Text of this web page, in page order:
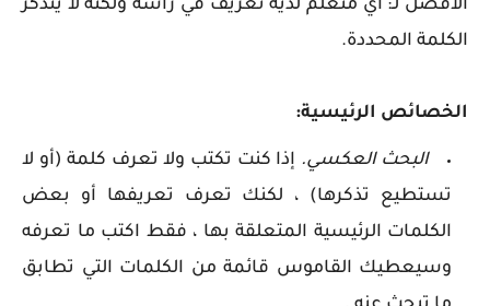
الأفضل لـ: أي متعلم لديه تعريف في رأسه ولكنه لا يتذكر
الكلمة المحددة.
الخصائص الرئيسية:
البحث العكسي. إذا كنت تكتب ولا تعرف كلمة (أو لا
تستطيع تذكرها) ، لكنك تعرف تعريفها أو بعض
الكلمات الرئيسية المتعلقة بها ، فقط اكتب ما تعرفه
وسيعطيك القاموس قائمة من الكلمات التي تطابق